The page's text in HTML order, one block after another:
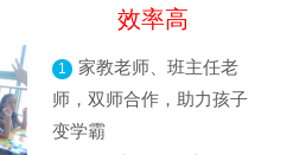
效率高
1
家教老师、班主任老
师，双师合作，助力孩子
变学霸